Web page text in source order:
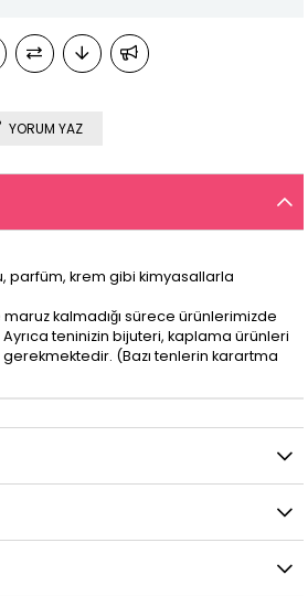
YORUM YAZ
parfüm, krem gibi kimyasallarla
kalmadığı sürece ürünlerimizde
teninizin bijuteri, kaplama ürünleri
(Bazı tenlerin karartma